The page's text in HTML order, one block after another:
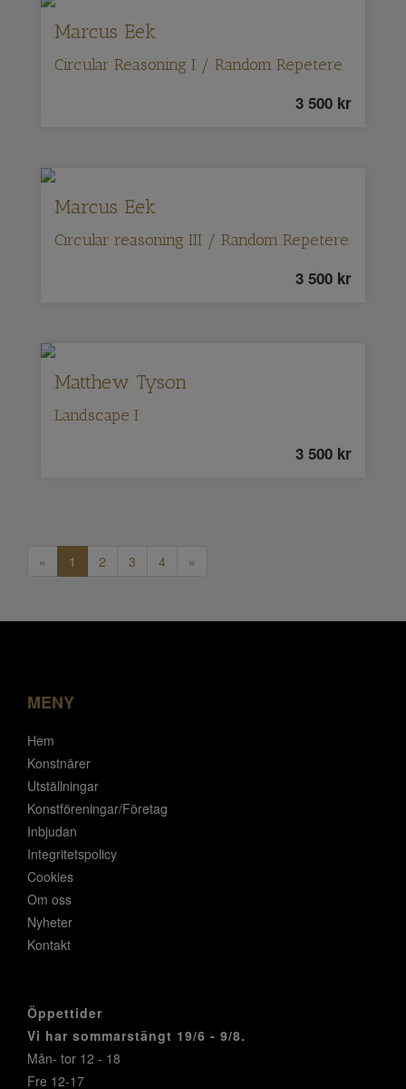
Marcus Eek
Circular Reasoning I / Random Repetere
3 500 kr
Marcus Eek
Circular reasoning III / Random Repetere
3 500 kr
Matthew Tyson
Landscape I
3 500 kr
« 1 2 3 4 »
MENY
Hem
Konstnärer
Utställningar
Konstföreningar/Företag
Inbjudan
Integritetspolicy
Cookies
Om oss
Nyheter
Kontakt
Öppettider
Vi har sommarstängt 19/6 - 9/8.
Mån- tor 12 - 18
Fre 12-17